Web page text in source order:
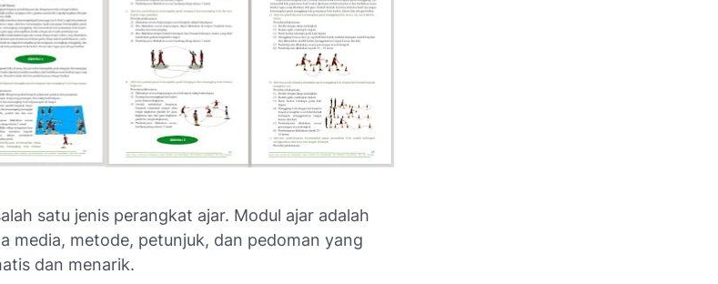
satu jenis perangkat ajar. Modul ajar adalah
media, metode, petunjuk, dan pedoman yang
dan menarik.